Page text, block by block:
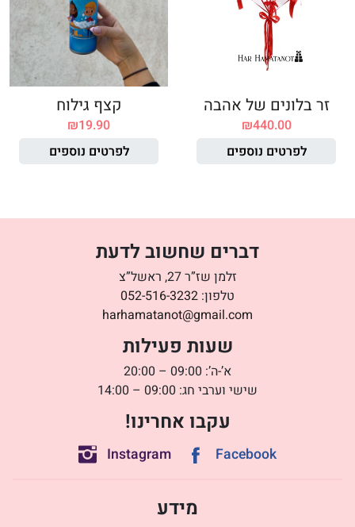
זר בלונים של אהבה
₪440.00
לפרטים נוספים
קצף גילוח
₪19.90
לפרטים נוספים
דברים שחשוב לדעת
זלמן שז”ר 27, ראשל”צ
טלפון: 052-516-3232
harhamatanot@gmail.com
שעות פעילות
א’-ה’: 09:00 – 20:00
שישי וערבי חג: 09:00 – 14:00
עקבו אחרינו!
Facebook
Instagram
מידע